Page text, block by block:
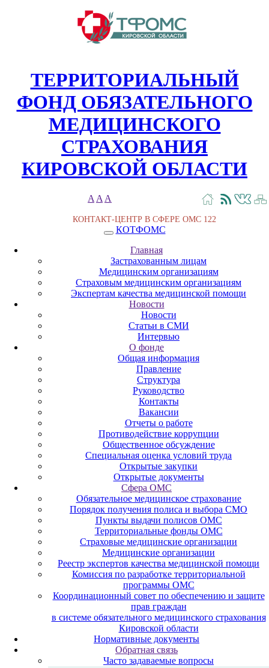
ТЕРРИТОРИАЛЬНЫЙ
ФОНД ОБЯЗАТЕЛЬНОГО
МЕДИЦИНСКОГО
СТРАХОВАНИЯ
КИРОВСКОЙ ОБЛАСТИ
A A A
КОНТАКТ-ЦЕНТР В СФЕРЕ ОМС 122
КОТФОМС
Главная
Застрахованным лицам
Медицинским организациям
Страховым медицинским организациям
Экспертам качества медицинской помощи
Новости
Новости
Статьи в СМИ
Интервью
О фонде
Общая информация
Правление
Структура
Руководство
Контакты
Вакансии
Отчеты о работе
Противодействие коррупции
Общественное обсуждение
Специальная оценка условий труда
Открытые закупки
Открытые документы
Сфера ОМС
Обязательное медицинское страхование
Порядок получения полиса и выбора СМО
Пункты выдачи полисов ОМС
Территориальные фонды ОМС
Страховые медицинские организации
Медицинские организации
Реестр экспертов качества медицинской помощи
Комиссия по разработке территориальной
программы ОМС
Координационный совет по обеспечению и защите
прав граждан
в системе обязательного медицинского страхования
Кировской области
Нормативные документы
Обратная связь
Часто задаваемые вопросы